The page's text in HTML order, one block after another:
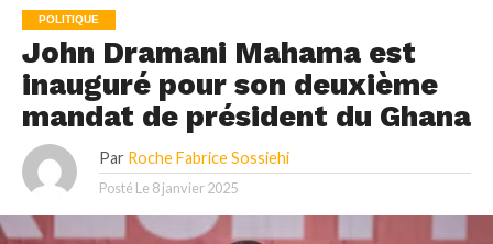
POLITIQUE
John Dramani Mahama est
inauguré pour son deuxième
mandat de président du Ghana
Par Roche Fabrice Sossiehi
Posté Le 8 janvier 2025